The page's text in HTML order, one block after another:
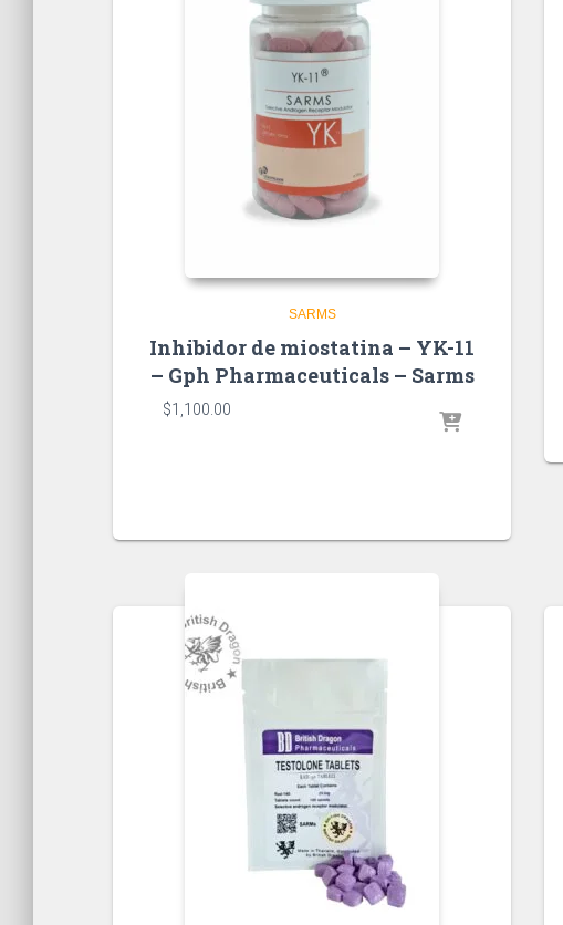
SARMS
Inhibidor de miostatina – YK-11
– Gph Pharmaceuticals – Sarms
$1,100.00